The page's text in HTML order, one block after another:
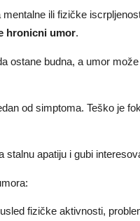
mentalne ili fizičke
hronicni umor.
ostane budna, a umor
od simptoma. Teško je
stalnu apatiju i gubi
fizičke aktivnosti,